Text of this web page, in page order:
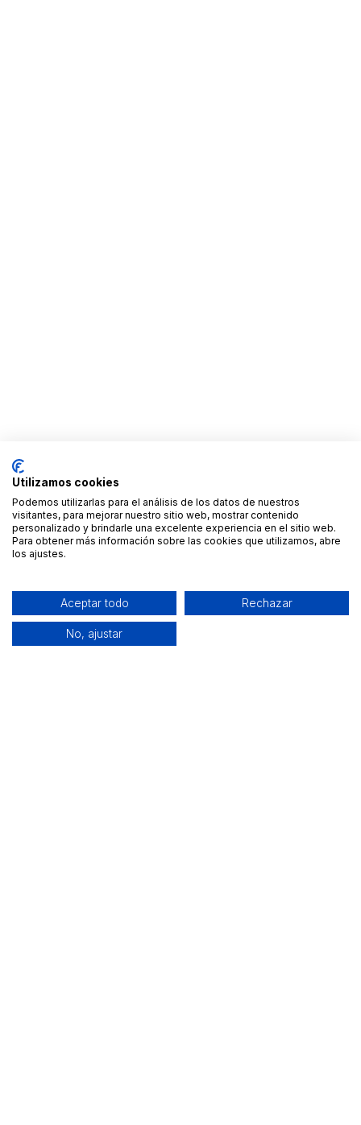
Utilizamos cookies
Podemos utilizarlas para el análisis de los datos de nuestros
visitantes, para mejorar nuestro sitio web, mostrar contenido
personalizado y brindarle una excelente experiencia en el sitio web.
Para obtener más información sobre las cookies que utilizamos, abre
los ajustes.
Aceptar todo Rechazar
No, ajustar